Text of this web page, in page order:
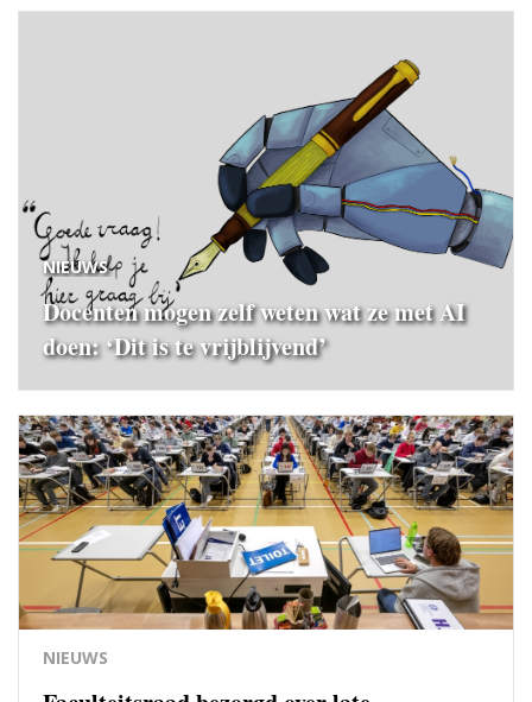
NIEUWS
Docenten mogen zelf weten wat ze met AI
doen: ‘Dit is te vrijblijvend’
NIEUWS